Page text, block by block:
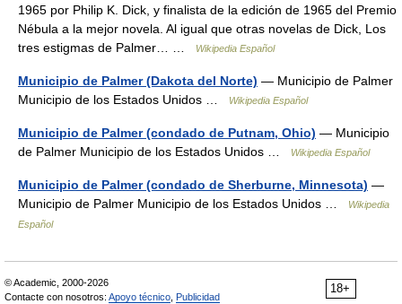
1965 por Philip K. Dick, y finalista de la edición de 1965 del Premio
Nébula a la mejor novela. Al igual que otras novelas de Dick, Los
tres estigmas de Palmer… …
Wikipedia Español
Municipio de Palmer (Dakota del Norte) — Municipio de Palmer
Municipio de los Estados Unidos …
Wikipedia Español
Municipio de Palmer (condado de Putnam, Ohio) — Municipio
de Palmer Municipio de los Estados Unidos …
Wikipedia Español
Municipio de Palmer (condado de Sherburne, Minnesota) —
Municipio de Palmer Municipio de los Estados Unidos …
Wikipedia
Español
18+
© Academic, 2000-2026
Contacte con nosotros: Apoyo técnico Publicidad